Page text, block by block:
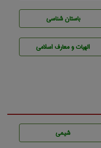
باستان شناسی
الهیات و معارف اسلامی
شيمی